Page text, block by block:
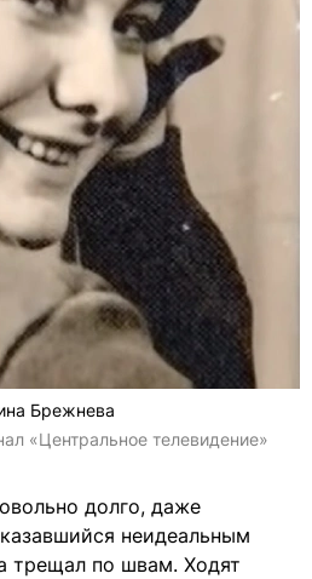
Брежнева
«Центральное телевидение»
долго, даже
неидеальным
трещал по швам. Ходят